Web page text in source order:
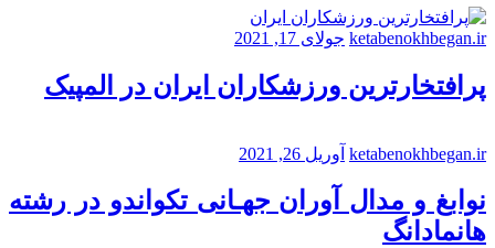
ketabenokhbegan.ir جولای 17, 2021
پرافتخارترین ورزشکاران ایران در المپیک
ketabenokhbegan.ir آوریل 26, 2021
نوابغ و مدال آوران جهـانی تکواندو در رشته
هانمادانگ